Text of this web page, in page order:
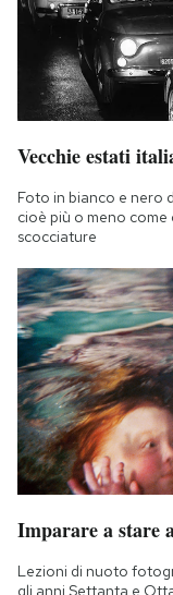
Vecchie estati
Foto in bianco e nero
cioè più o meno come
scocciature
Imparare a stare
Lezioni di nuoto
gli anni Settanta e